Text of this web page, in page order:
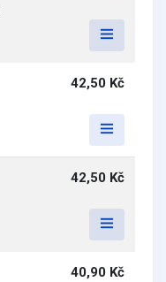
42,50 Kč
42,50 Kč
40,90 Kč